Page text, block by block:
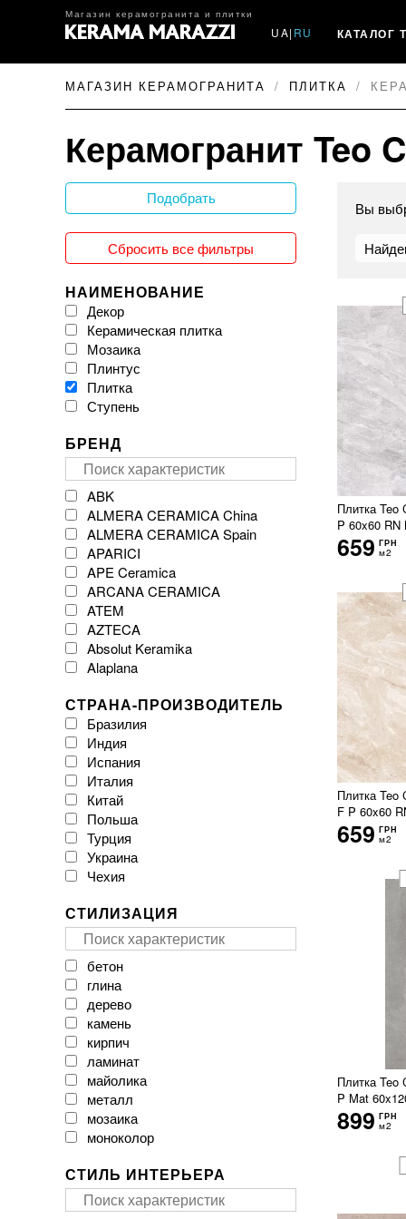
Магазин керамогранита и плитки
UA| RU КАТАЛОГ
МАГАЗИН КЕРАМОГРАНИТА ПЛИТКА
Керамогранит Teo
Вы
Плитка Teo
P 60x60 RN
659 ГРН
м2
Плитка Teo
F P 60x60
659 ГРН
м2
Плитка Teo
P Mat
899 ГРН
м2
Подобрать
Сбросить все фильтры
НАИМЕНОВАНИЕ
Декор
Керамическая плитка
Мозаика
Плинтус
Плитка
Ступень
БРЕНД
ABK
ALMERA CERAMICA China
ALMERA CERAMICA Spain
APARICI
APE Ceramica
ARCANA CERAMICA
ATEM
AZTECA
Absolut Keramika
Alaplana
Arklam
Atlas Concorde
Atrium
Azulejos Benadresa
BESTILE
Baldocer
CAESAR
CASA CERAMICA
CERACASA CERAMICA
CERAMA MARKET
CERAMICHE BRENNERO
CasaInfinita
Ceramica Santa Claus
Ceramika Color
Ceramika Gres
Ceramika Konskie
Cerpa
Cerrad
Cersanit
Cicogres
Click Ceramica
Cristal Ceramica
Dual Gres
EXAGRES
Ecoceramic
СТРАНА-ПРОИЗВОДИТЕЛЬ
Бразилия
Индия
Испания
Италия
Китай
Польша
Турция
Украина
Чехия
СТИЛИЗАЦИЯ
бетон
глина
дерево
камень
кирпич
ламинат
майолика
металл
мозаика
моноколор
оникс
паркет
пэчворк
СТИЛЬ ИНТЕРЬЕРА